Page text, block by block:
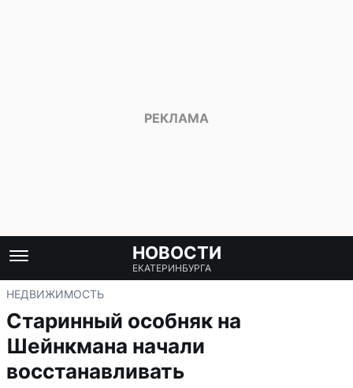
НОВОСТИ
ЕКАТЕРИНБУРГА
НЕДВИЖИМОСТЬ
Старинный особняк на
Шейнкмана начали
восстанавливать